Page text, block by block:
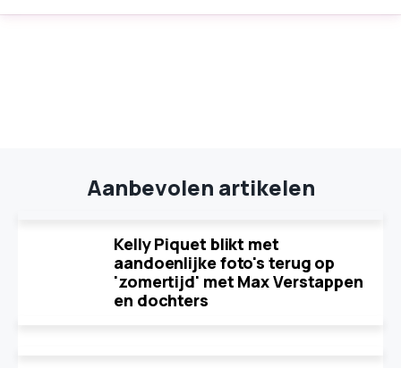
Aanbevolen artikelen
Kelly Piquet blikt met
aandoenlijke foto's terug op
'zomertijd' met Max Verstappen
en dochters